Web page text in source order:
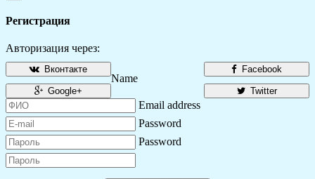
Регистрация
Авторизация через:
Facebook
Вконтакте
Twitter
Google+
Name
Email address
Password
Password